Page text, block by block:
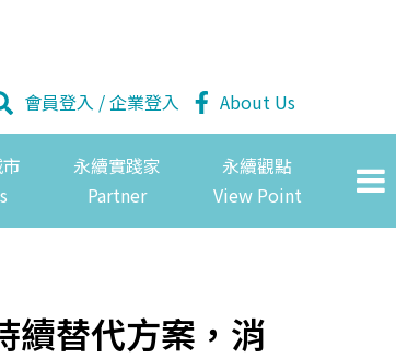
會員登入 /企業登入 About Us
永續實踐家
Partner
永續觀點
View Point
續替代方案，消